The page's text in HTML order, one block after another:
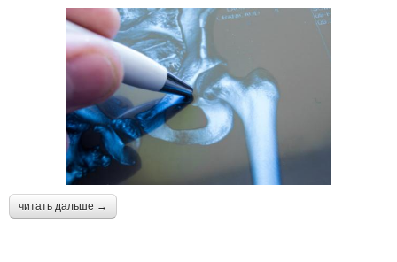
читать дальше →